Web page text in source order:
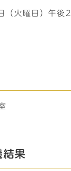
火曜日）午後
結果